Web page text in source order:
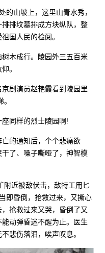
的山坡上，这里山青水秀，
排坟墓排成方块纵队，整
国人民的检阅。
木成行。陵园外三五百米
。
剧演员赵艳霞看到陵园里
同样的烈士陵园啊!
的通知后，个个悲痛欲
了、嗓子嘶哑了，神智模
附近被敌伏击，敌特工用匕
即昏倒，抢救过来，又撕心
抢救过来又哭，昏倒了又
动弹昏迷不醒为止。医生
悲伤落泪，唉声叹息。